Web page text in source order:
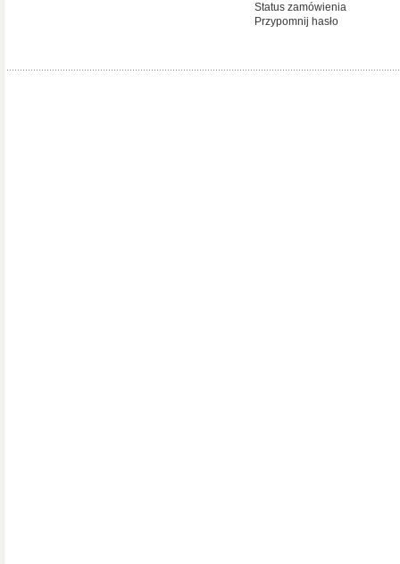
Status zamówienia
Przypomnij hasło